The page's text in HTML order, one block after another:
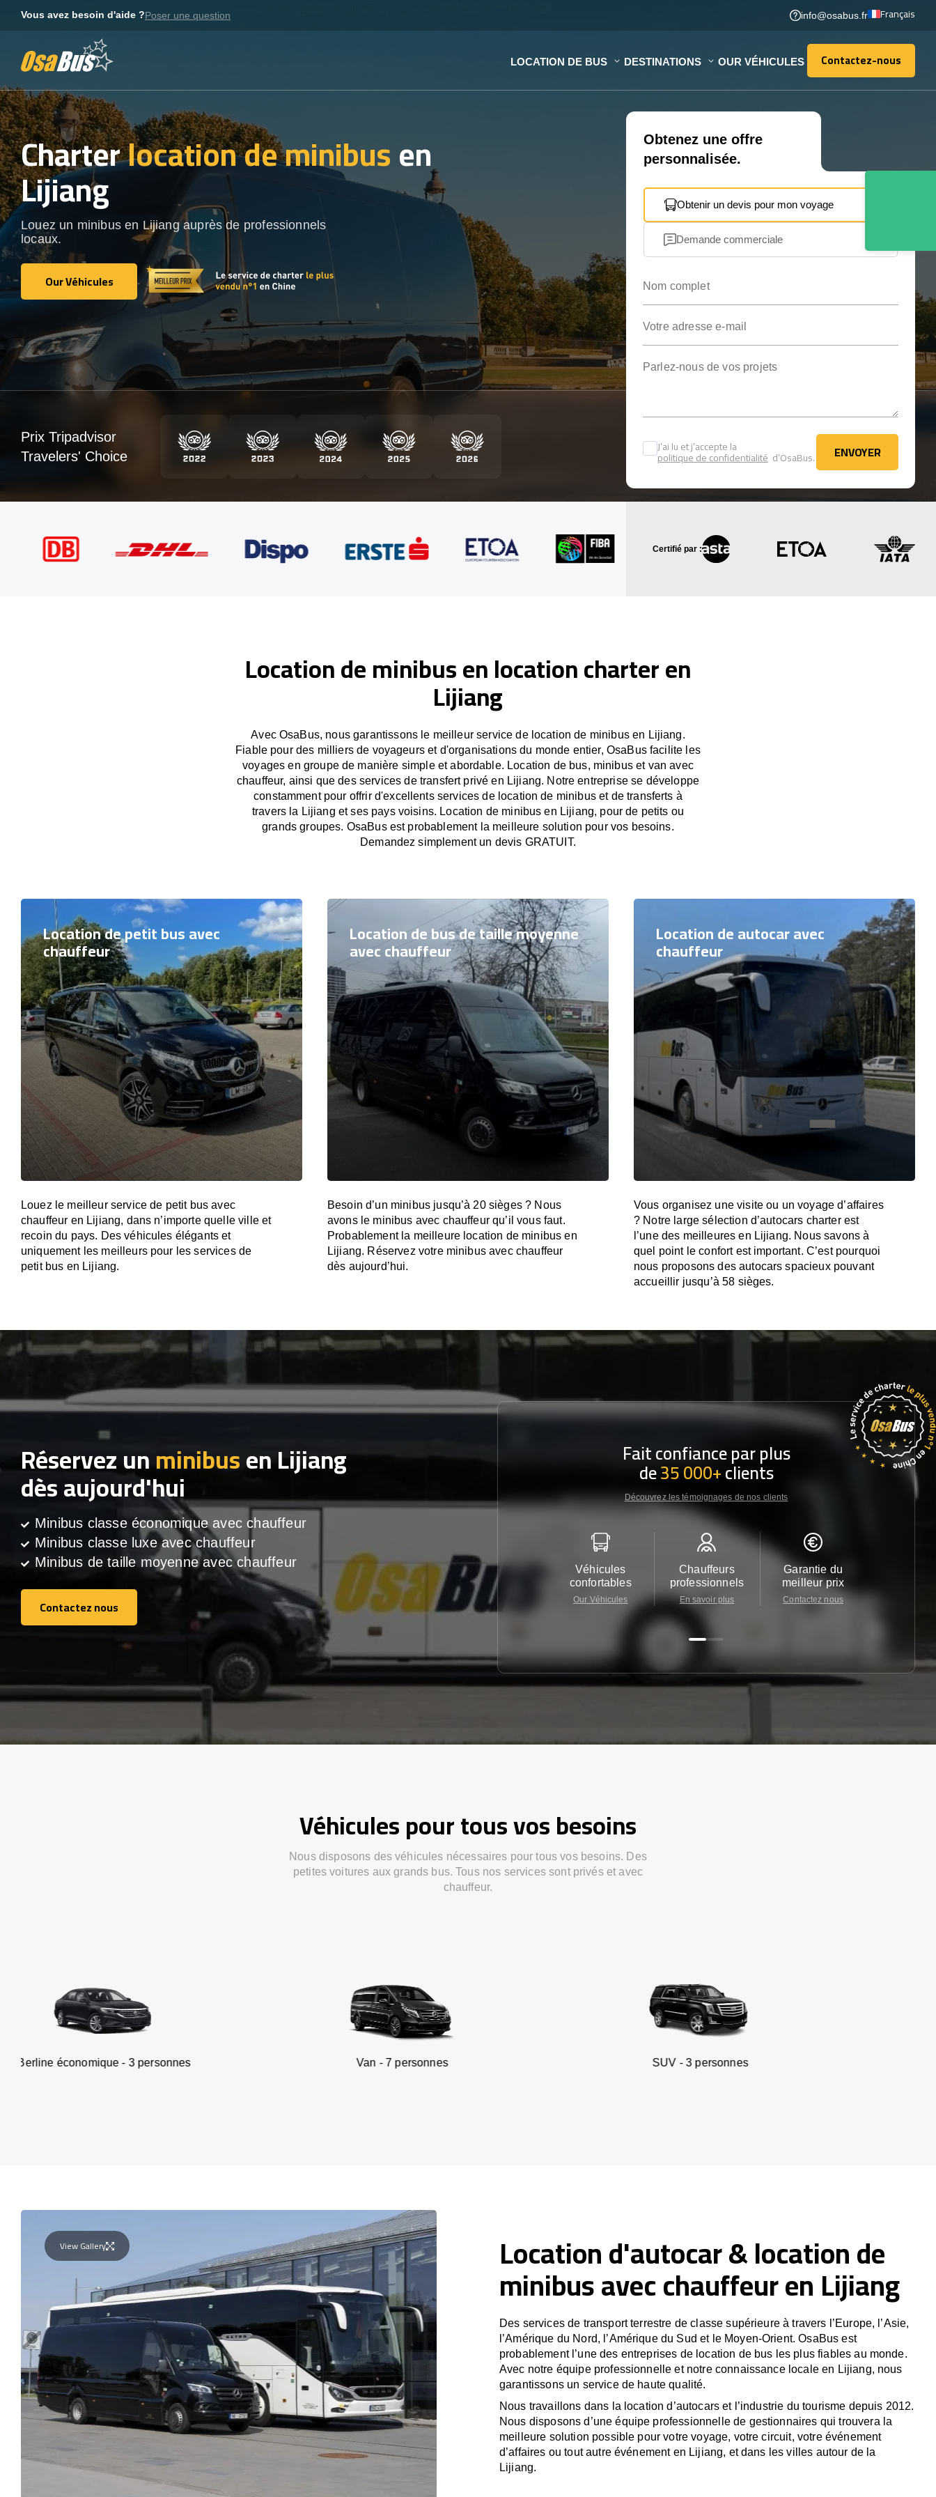
Vous avez besoin d'aide ?Poser une question info@osabus.fr Français
LOCATION DE BUS DESTINATIONS OUR VÉHICULES Contactez-nous
Contactez-nous
Charterlocation de minibusen
Lijiang
Louez un minibus en Lijiang auprès de professionnels
locaux.
Our Véhicules
Our Véhicules
Obtenez une offre
personnalisée.
Obtenir un devis pour mon voyage
Demande commerciale
J’ai lu et j’accepte la
politique de confidentialité d’OsaBus. ENVOYER
ENVOYER
Prix Tripadvisor
Travelers' Choice
Certifié par :
Location de minibus en location charter en
Lijiang
Avec OsaBus, nous garantissons le meilleur service de location de minibus en Lijiang.
Fiable pour des milliers de voyageurs et d'organisations du monde entier, OsaBus facilite les
voyages en groupe de manière simple et abordable. Location de bus, minibus et van avec
chauffeur, ainsi que des services de transfert privé en Lijiang. Notre entreprise se développe
constamment pour offrir d'excellents services de location de minibus et de transferts à
travers la Lijiang et ses pays voisins. Location de minibus en Lijiang, pour de petits ou
grands groupes. OsaBus est probablement la meilleure solution pour vos besoins.
Demandez simplement un devis GRATUIT.
Location de petit bus avec
chauffeur
Louez le meilleur service de petit bus avec
chauffeur en Lijiang, dans n’importe quelle ville et
recoin du pays. Des véhicules élégants et
uniquement les meilleurs pour les services de
petit bus en Lijiang.
Location de bus de taille moyenne
avec chauffeur
Besoin d’un minibus jusqu’à 20 sièges ? Nous
avons le minibus avec chauffeur qu’il vous faut.
Probablement la meilleure location de minibus en
Lijiang. Réservez votre minibus avec chauffeur
dès aujourd’hui.
Location de autocar avec
chauffeur
Vous organisez une visite ou un voyage d’affaires
? Notre large sélection d’autocars charter est
l’une des meilleures en Lijiang. Nous savons à
quel point le confort est important. C’est pourquoi
nous proposons des autocars spacieux pouvant
accueillir jusqu’à 58 sièges.
Réservez unminibusen Lijiang
dès aujourd'hui
Minibus classe économique avec chauffeur
Minibus classe luxe avec chauffeur
Minibus de taille moyenne avec chauffeur
Contactez nous
Contactez nous
Fait confiance par plus
de35 000+clients
Découvrez les témoignages de nos clients
Véhicules
confortables
Our Véhicules
Chauffeurs
professionnels
En savoir plus
Garantie du
meilleur prix
Contactez nous
Véhicules pour tous vos besoins
Nous disposons des véhicules nécessaires pour tous vos besoins. Des
petites voitures aux grands bus. Tous nos services sont privés et avec
chauffeur.
- 3 personnes Van - 7 personnes SUV - 3 personnes
View Gallery Location d'autocar & location de
minibus avec chauffeur en Lijiang
Des services de transport terrestre de classe supérieure à travers l’Europe, l’Asie,
l’Amérique du Nord, l’Amérique du Sud et le Moyen-Orient. OsaBus est
probablement l’une des entreprises de location de bus les plus fiables au monde.
Avec notre équipe professionnelle et notre connaissance locale en Lijiang, nous
garantissons un service de haute qualité.
Nous travaillons dans la location d’autocars et l’industrie du tourisme depuis 2012.
Nous disposons d’une équipe professionnelle de gestionnaires qui trouvera la
meilleure solution possible pour votre voyage, votre circuit, votre événement
d’affaires ou tout autre événement en Lijiang, et dans les villes autour de la
Lijiang.